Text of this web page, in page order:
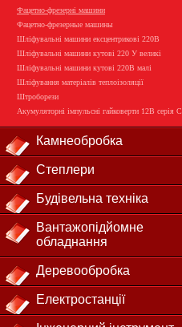
Фацетно-фрезерні машини
Фацетно-фрезерные машины
Шліфувальні машини ексцентрикові 220В
Шліфувальні машини кутові 220 У великі
Шліфувальні машини кутові 220В малі
Шліфування матеріалів теплоізоляції
Штроборези
Акумуляторні імпульсні гайковерти 12В серія С
Камнеобробка
Степлери
Будівельна техніка
Вантажопідйомне
обладнання
Деревообробка
Електростанції